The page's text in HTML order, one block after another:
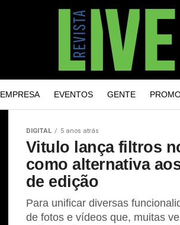
EMPRESA EVENTOS GENTE
DIGITAL 5 anos atrás
Vitulo lança filtros
como alternativa
de edição
Para unificar diversas
de fotos e vídeos que, muitas